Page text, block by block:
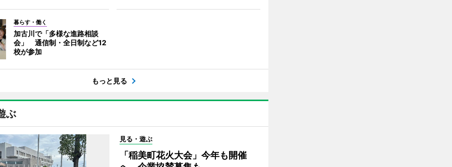
暮らす・働く
加古川で「多様な進路相談
会」 通信制・全日制など12
校が参加
もっと見る
ぶ
見る・遊ぶ
「稲美町花火大会」今年も開催